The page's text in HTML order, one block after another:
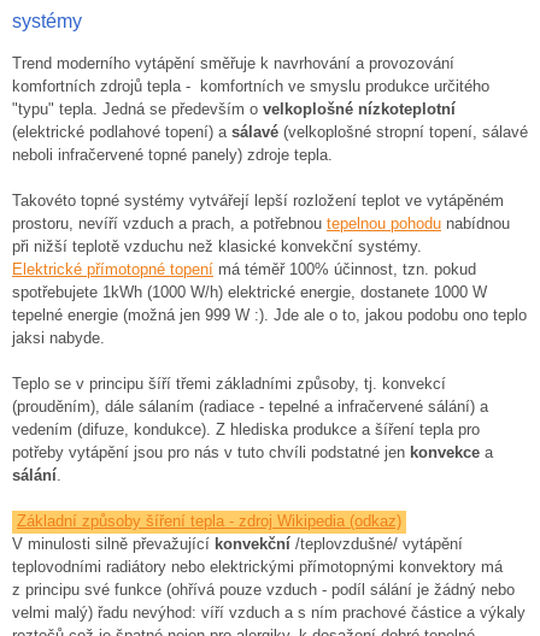
systémy
Trend moderního vytápění směřuje k navrhování a provozování
komfortních zdrojů tepla - komfortních ve smyslu produkce určitého
"typu" tepla. Jedná se především o velkoplošné nízkoteplotní
(elektrické podlahové topení) a sálavé (velkoplošné stropní topení, sálavé
neboli infračervené topné panely) zdroje tepla.
Takovéto topné systémy vytvářejí lepší rozložení teplot ve vytápěném
prostoru, nevíří vzduch a prach, a potřebnou tepelnou pohodu nabídnou
při nižší teplotě vzduchu než klasické konvekční systémy.
Elektrické přímotopné topení má téměř 100% účinnost, tzn. pokud
spotřebujete 1kWh (1000 W/h) elektrické energie, dostanete 1000 W
tepelné energie (možná jen 999 W :). Jde ale o to, jakou podobu ono teplo
jaksi nabyde.
Teplo se v principu šíří třemi základními způsoby, tj. konvekcí
(prouděním), dále sálaním (radiace - tepelné a infračervené sálání) a
vedením (difuze, kondukce). Z hlediska produkce a šíření tepla pro
potřeby vytápění jsou pro nás v tuto chvíli podstatné jen konvekce a
sálání.
Základní způsoby šíření tepla - zdroj Wikipedia (odkaz)
V minulosti silně převažující konvekční /teplovzdušné/ vytápění
teplovodními radiátory nebo elektrickými přímotopnými konvektory má
z principu své funkce (ohřívá pouze vzduch - podíl sálání je žádný nebo
velmi malý) řadu nevýhod: víří vzduch a s ním prachové částice a výkaly